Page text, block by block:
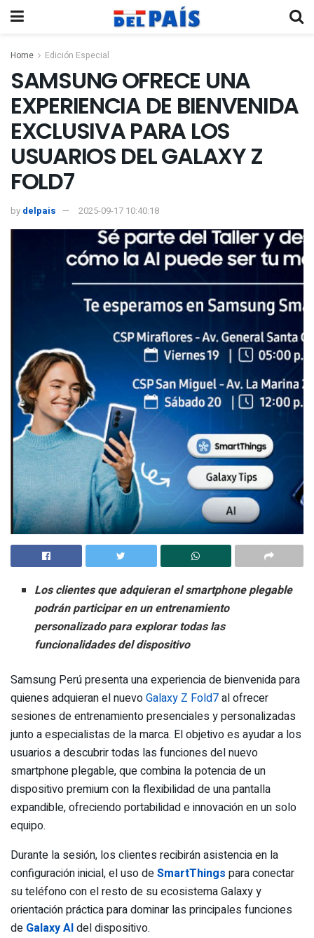
Home Edición Especial
SAMSUNG OFRECE UNA
EXPERIENCIA DE BIENVENIDA
EXCLUSIVA PARA LOS
USUARIOS DEL GALAXY Z
FOLD7
by delpais 2025-09-17 10:40:18
Los clientes que adquieran el smartphone plegable
podrán participar en un entrenamiento
personalizado para explorar todas las
funcionalidades del dispositivo
Samsung Perú presenta una experiencia de bienvenida para
quienes adquieran el nuevoGalaxy Z Fold7al ofrecer
sesiones de entrenamiento presenciales y personalizadas
junto a especialistas de la marca. El objetivo es ayudar a los
usuarios a descubrir todas las funciones del nuevo
smartphone plegable, que combina la potencia de un
dispositivo premium con la flexibilidad de una pantalla
expandible, ofreciendo portabilidad e innovación en un solo
equipo.
Durante la sesión, los clientes recibirán asistencia en la
configuración inicial, el uso deSmartThings para conectar
su teléfono con el resto de su ecosistema Galaxy y
orientación práctica para dominar las principales funciones
de Galaxy AIdel dispositivo.